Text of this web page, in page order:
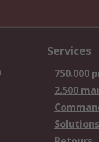
Services
750.000
2.500